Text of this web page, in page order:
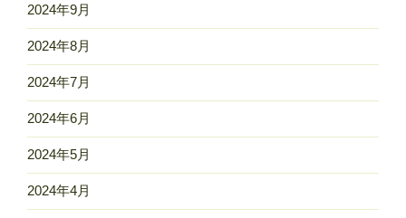
2024年9月
2024年8月
2024年7月
2024年6月
2024年5月
2024年4月